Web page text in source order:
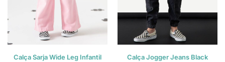
Calça Sarja Wide Leg Infantil
Calça Jogger Jeans Black